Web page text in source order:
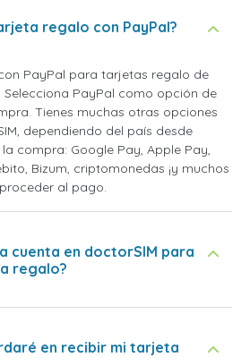
regalo con PayPal?
PayPal para tarjetas regalo de
Selecciona PayPal como opción de
Tienes muchas otras opciones
dependiendo del país desde
compra: Google Pay, Apple Pay,
Bizum, criptomonedas ¡y muchos
al pago.
cuenta en doctorSIM para
regalo?
en recibir mi tarjeta